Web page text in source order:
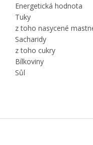
Energetická hodnota
Tuky
z toho nasycené
Sacharidy
z toho cukry
Bílkoviny
Sůl
Z